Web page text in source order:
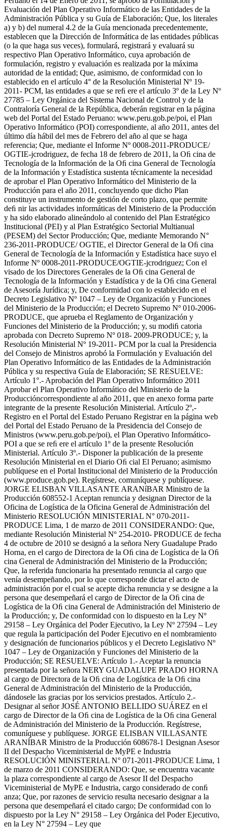
Evaluación del Plan Operativo Informático de las Entidades de la
Administración Pública y su Guía de Elaboración; Que, los literales
a) y b) del numeral 4.2 de la Guía mencionada precedentemente,
establecen que la Dirección de Informática de las entidades públicas
(o la que haga sus veces), formulará, registrará y evaluará su
respectivo Plan Operativo Informático, cuya aprobación de
formulación, registro y evaluación es realizada por la máxima
autoridad de la entidad; Que, asimismo, de conformidad con lo
establecido en el artículo 4° de la Resolución Ministerial Nº 19-
2011- PCM, las entidades a que se reﬁ ere el artículo 3º de la Ley Nº
27785 – Ley Orgánica del Sistema Nacional de Control y de la
Contraloría General de la República, deberán registrar en la página
web del Portal del Estado Peruano: www.peru.gob.pe/poi, el Plan
Operativo Informático (POI) correspondiente, al año 2011, antes del
último día hábil del mes de Febrero del año al que se haga
referencia; Que, mediante el Informe Nº 0008-2011-PRODUCE/
OGTIE-jcrodriguez, de fecha 18 de febrero de 2011, la Oﬁ cina de
Tecnología de la Información de la Oﬁ cina General de Tecnología
de la Información y Estadística sustenta técnicamente la necesidad
de aprobar el Plan Operativo Informático del Ministerio de la
Producción para el año 2011, concluyendo que dicho Plan
constituye un instrumento de gestión de corto plazo, que permite
deﬁ nir las actividades informáticas del Ministerio de la Producción
y ha sido elaborado alineándolo al contenido del Plan Estratégico
Institucional (PEI) y al Plan Estratégico Sectorial Multianual
(PESEM) del Sector Producción; Que, mediante Memorando N°
236-2011-PRODUCE/ OGTIE, el Director General de la Oﬁ cina
General de Tecnología de la Información y Estadística hace suyo el
Informe Nº 0008-2011-PRODUCE/OGTIE-jcrodriguez; Con el
visado de los Directores Generales de la Oﬁ cina General de
Tecnología de la Información y Estadística y de la Oﬁ cina General
de Asesoría Jurídica; y, De conformidad con lo establecido en el
Decreto Legislativo Nº 1047 – Ley de Organización y Funciones
del Ministerio de la Producción; el Decreto Supremo Nº 010-2006-
PRODUCE, que aprueba el Reglamento de Organización y
Funciones del Ministerio de la Producción; y, su modiﬁ catoria
aprobada con Decreto Supremo Nº 018- 2009-PRODUCE; y, la
Resolución Ministerial Nº 19-2011- PCM por la cual la Presidencia
del Consejo de Ministros aprobó la Formulación y Evaluación del
Plan Operativo Informático de las Entidades de la Administración
Pública y su respectiva Guía de Elaboración; SE RESUELVE:
Artículo 1°.- Aprobación del Plan Operativo Informático 2011
Aprobar el Plan Operativo Informático del Ministerio de la
Produccióncorrespondiente al año 2011, que en anexo forma parte
integrante de la presente Resolución Ministerial. Artículo 2º,-
Registro en el Portal del Estado Peruano Registrar en la página web
del Portal del Estado Peruano de la Presidencia del Consejo de
Ministros (www.peru.gob.pe/poi), el Plan Operativo Informático-
POI a que se reﬁ ere el artículo 1º de la presente Resolución
Ministerial. Artículo 3º.- Disponer la publicación de la presente
Resolución Ministerial en el Diario Oﬁ cial El Peruano; asimismo
publíquese en el Portal Institucional del Ministerio de la Producción
(www.produce.gob.pe). Regístrese, comuníquese y publíquese.
JORGE ELISBAN VILLASANTE ARANíBAR Ministro de la
Producción 608552-1 Aceptan renuncia y designan Director de la
Oficina de Logística de la Oficina General de Administración del
Ministerio RESOLUCIÓN MINISTERIAL N° 070-2011-
PRODUCE Lima, 1 de marzo de 2011 CONSIDERANDO: Que,
mediante Resolución Ministerial Nº 254-2010- PRODUCE de fecha
4 de octubre de 2010 se designó a la señora Nery Guadalupe Prado
Horna, en el cargo de Directora de la Oﬁ cina de Logística de la Oﬁ
cina General de Administración del Ministerio de la Producción;
Que, la referida funcionaria ha presentado renuncia al cargo que
venía desempeñando, por lo que corresponde dictar el acto de
administración por el cual se acepte dicha renuncia y se designe a la
persona que desempeñará el cargo de Director de la Oﬁ cina de
Logística de la Oﬁ cina General de Administración del Ministerio de
la Producción; y, De conformidad con lo dispuesto en la Ley Nº
29158 – Ley Orgánica del Poder Ejecutivo, la Ley Nº 27594 – Ley
que regula la participación del Poder Ejecutivo en el nombramiento
y designación de funcionarios públicos y el Decreto Legislativo Nº
1047 – Ley de Organización y Funciones del Ministerio de la
Producción; SE RESUELVE: Artículo 1.- Aceptar la renuncia
presentada por la señora NERY GUADALUPE PRADO HORNA
al cargo de Directora de la Oﬁ cina de Logística de la Oﬁ cina
General de Administración del Ministerio de la Producción,
dándosele las gracias por los servicios prestados. Artículo 2.-
Designar al señor JOSÉ ANTONIO BELLIDO SUÁREZ en el
cargo de Director de la Oﬁ cina de Logística de la Oﬁ cina General
de Administración del Ministerio de la Producción. Regístrese,
comuníquese y publíquese. JORGE ELISBAN VILLASANTE
ARANÍBAR Ministro de la Producción 608678-1 Designan Asesor
II del Despacho Viceministerial de MyPE e Industria
RESOLUCIÓN MINISTERIAL N° 071-2011-PRODUCE Lima, 1
de marzo de 2011 CONSIDERANDO: Que, se encuentra vacante
la plaza correspondiente al cargo de Asesor II del Despacho
Viceministerial de MyPE e Industria, cargo considerado de conﬁ
anza; Que, por razones de servicio resulta necesario designar a la
persona que desempeñará el citado cargo; De conformidad con lo
dispuesto por la Ley N° 29158 – Ley Orgánica del Poder Ejecutivo,
en la Ley N° 27594 – Ley que